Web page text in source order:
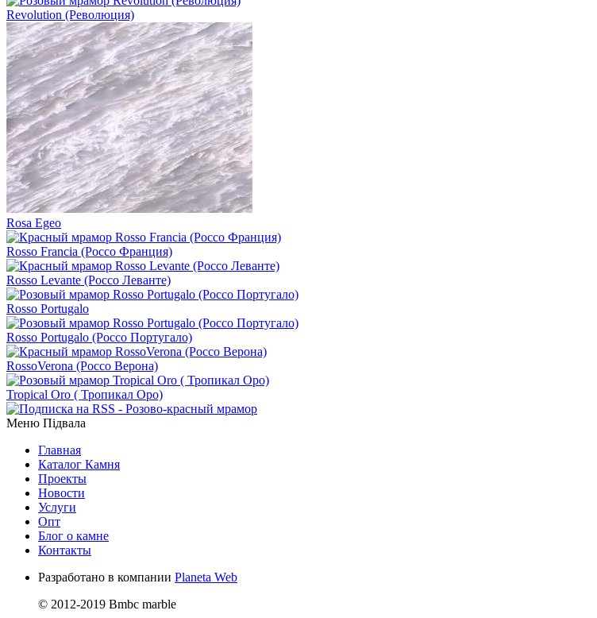
Revolution (Революция)
Rosa Egeo
Rosso Francia (Россо Франция)
Rosso Levante (Россо Леванте)
Rosso Portugalo
Rosso Portugalo (Россо Португало)
RossoVerona (Россо Верона)
Tropical Оro ( Тропикал Оро)
Меню Підвала
Главная
Каталог Камня
Проекты
Новости
Услуги
Опт
Блог о камне
Контакты
Разработано в компании Planeta Web
© 2012-2019 Bmbc marble